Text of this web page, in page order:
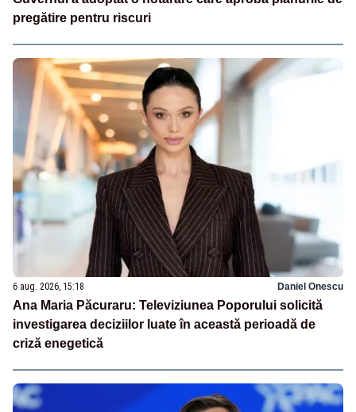
pregătire pentru riscuri
6 aug. 2026, 15:18 Daniel Onescu
Ana Maria Păcuraru: Televiziunea Poporului solicită
investigarea deciziilor luate în această perioadă de
criză enegetică